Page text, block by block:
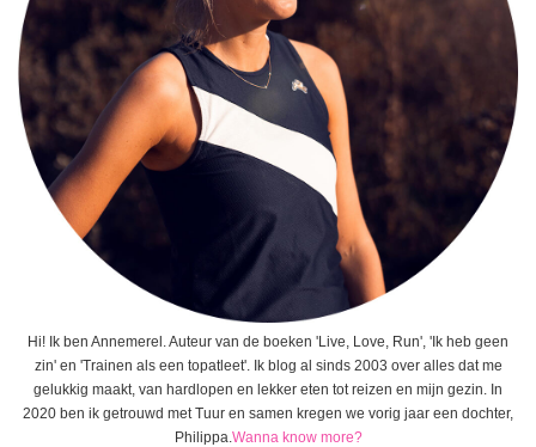
Hi! Ik ben Annemerel. Auteur van de boeken 'Live, Love, Run', 'Ik heb geen
zin' en 'Trainen als een topatleet'. Ik blog al sinds 2003 over alles dat me
gelukkig maakt, van hardlopen en lekker eten tot reizen en mijn gezin. In
2020 ben ik getrouwd met Tuur en samen kregen we vorig jaar een dochter,
Philippa. Wanna know more?